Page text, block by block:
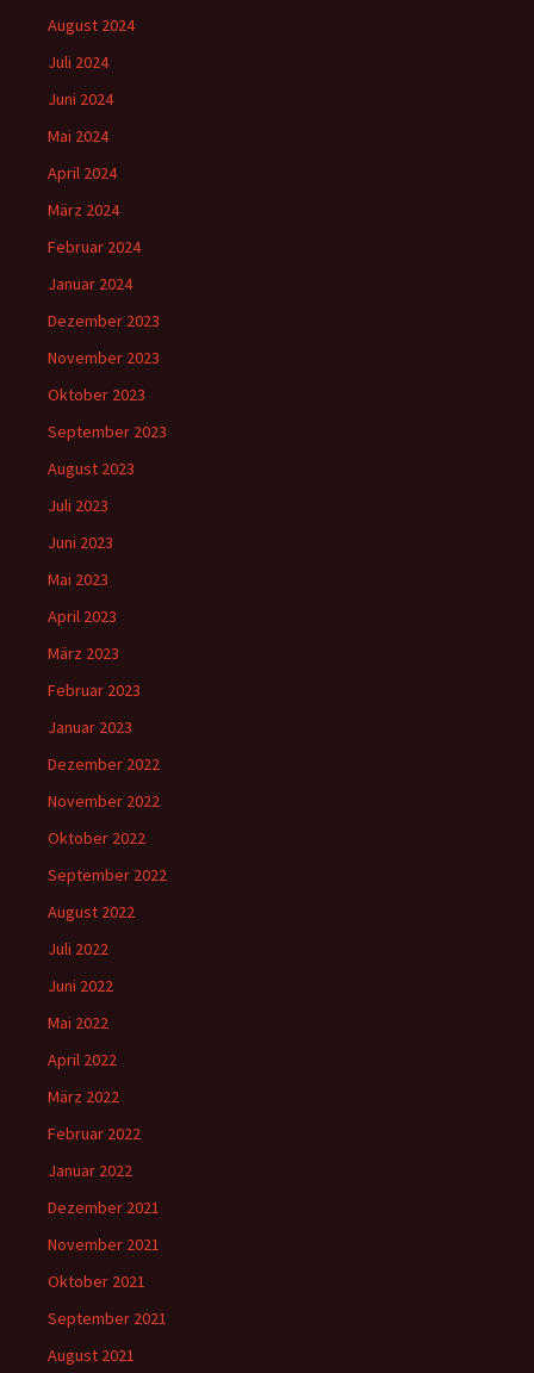
August 2024
Juli 2024
Juni 2024
Mai 2024
April 2024
März 2024
Februar 2024
Januar 2024
Dezember 2023
November 2023
Oktober 2023
September 2023
August 2023
Juli 2023
Juni 2023
Mai 2023
April 2023
März 2023
Februar 2023
Januar 2023
Dezember 2022
November 2022
Oktober 2022
September 2022
August 2022
Juli 2022
Juni 2022
Mai 2022
April 2022
März 2022
Februar 2022
Januar 2022
Dezember 2021
November 2021
Oktober 2021
September 2021
August 2021